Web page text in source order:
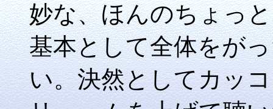
妙な、ほんのちょっ
基本として全体をが
い。決然としてカッ